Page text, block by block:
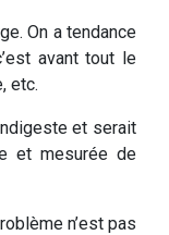
On a tendance
avant tout le
etc.
et serait
et mesurée de
n’est pas